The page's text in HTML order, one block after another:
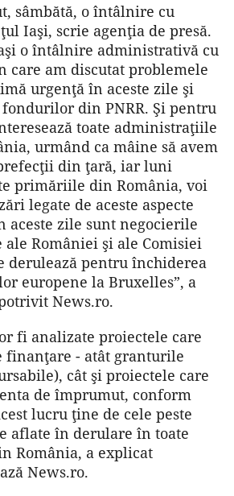
sâmbătă, o întâlnire cu
Iaşi, scrie agenţia de presă.
o întâlnire administrativă cu
care am discutat problemele
urgenţă în aceste zile şi
din PNRR. Şi pentru
toate administraţiile
urmând ca mâine să avem
din ţară, iar luni
primăriile din România, voi
legate de aceste aspecte
aceste zile sunt negocierile
României şi ale Comisiei
derulează pentru închiderea
europene la Bruxelles”, a
News.ro.
fi analizate proiectele care
finanţare - atât granturile
cât şi proiectele care
de împrumut, conform
lucru ţine de cele peste
aflate în derulare în toate
România, a explicat
News.ro.